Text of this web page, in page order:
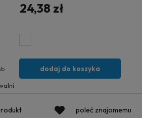
24,38 zł
dodaj do koszyka
poleć znajomemu